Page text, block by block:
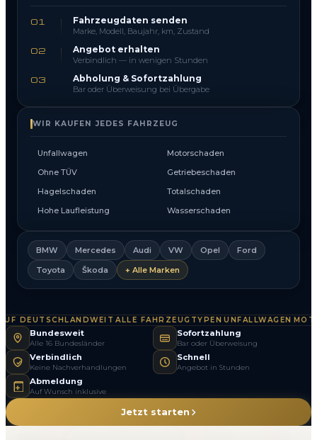
01 Fahrzeugdaten senden
Marke, Modell, Baujahr, km, Zustand
02 Angebot erhalten
Verbindlich — in wenigen Stunden
03 Abholung & Sofortzahlung
Bar oder Überweisung bei Übergabe
WIR KAUFEN JEDES FAHRZEUG
Unfallwagen
Motorschaden
Ohne TÜV
Getriebeschaden
Hagelschaden
Totalschaden
Hohe Laufleistung
Wasserschaden
BMW Mercedes Audi VW Opel
Ford
Toyota
Škoda + Alle Marken
DEUTSCHLANDWEITALLE FAHRZEUGTYPEN·UNFALLWAGEN·
Bundesweit
Alle 16 Bundesländer
Sofortzahlung
Bar oder Überweisung
Verbindlich
Keine Nachverhandlungen
Schnell
Angebot in Stunden
Abmeldung
Auf Wunsch inklusive
Jetzt starten